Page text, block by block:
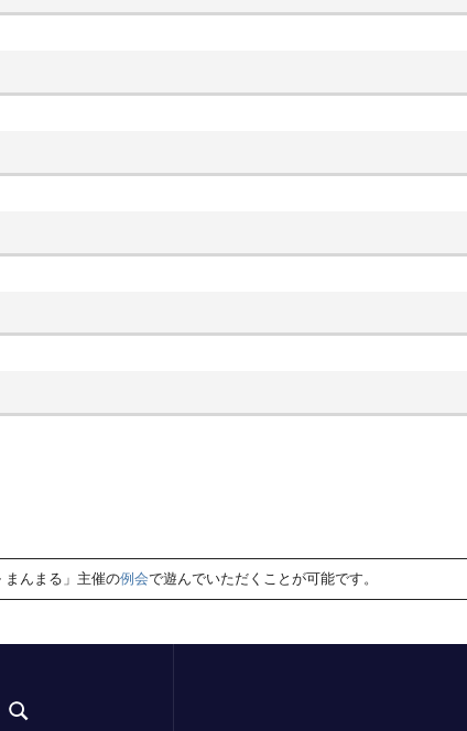
まんまる」主催の例会で遊んでいただくことが可能です。
SEARCH